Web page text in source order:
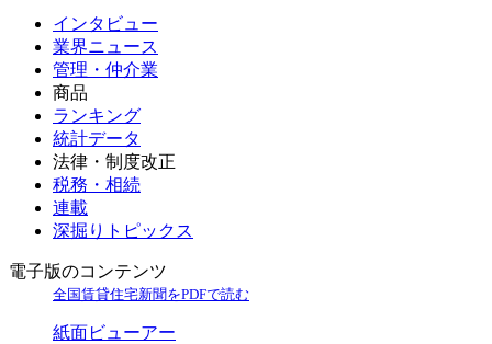
インタビュー
業界ニュース
管理・仲介業
商品
ランキング
統計データ
法律・制度改正
税務・相続
連載
深掘りトピックス
電子版のコンテンツ
全国賃貸住宅新聞をPDFで読む
紙面ビューアー